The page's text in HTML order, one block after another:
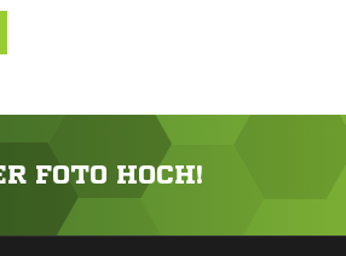
FOTO HOCH!